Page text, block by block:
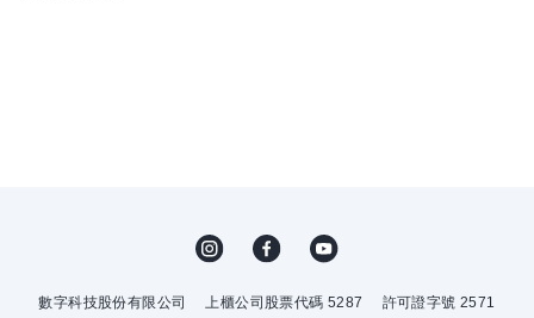
數字科技股份有限公司 上櫃公司股票代碼 5287 許可證字號 2571